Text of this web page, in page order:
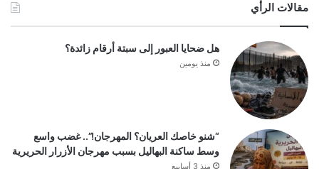
مقالات الرأي
هل ضحايا العبور إلى سبتة أرقام زائدة؟
منذ يومين
“شنو خاصك العريان؟ المهرجان!”.. غضب واسع
وسط ساكنة البهاليل بسبب مهرجان الأزرار الحريرية
منذ 3 أسابيع